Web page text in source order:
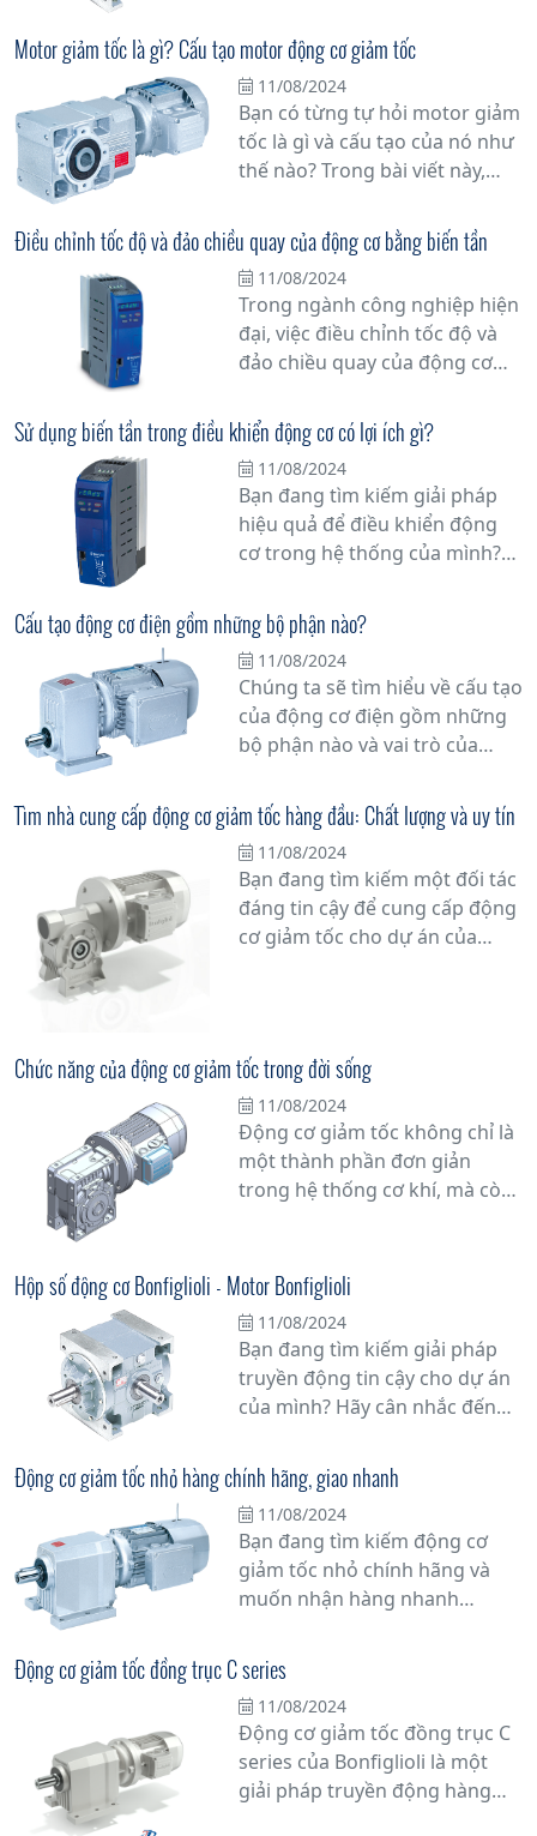
Trong bài viết này, chúng tôi sẽ
cung cấp thông tin đầy đủ và
chi tiết về hộp giảm tốc để giúp
bạn hiểu rõ hơn về nó.
Motor giảm tốc là gì? Cấu tạo motor động cơ giảm tốc
11/08/2024
Bạn có từng tự hỏi motor giảm
tốc là gì và cấu tạo của nó như
thế nào? Trong bài viết này,
mắc của bạn về motor giảm
tốc, một thiết bị quan trọng
trong công nghiệp và các ứng
dụng khác.
Điều chỉnh tốc độ và đảo chiều quay của động cơ bằng biến tần
11/08/2024
Trong ngành công nghiệp hiện
đại, việc điều chỉnh tốc độ và
đảo chiều quay của động cơ
một yếu tố quan trọng trong
việc tối ưu hóa hiệu suất và tiết
kiệm năng lượng. Với sự tiến
bộ của công nghệ, biến tần đã
trở thành một giải pháp hiệu
quả để thực hiện các chức
Sử dụng biến tần trong điều khiển động cơ có lợi ích gì?
11/08/2024
Bạn đang tìm kiếm giải pháp
hiệu quả để điều khiển động
cơ trong hệ thống của mình?
cho nhu cầu của bạn. Trong bài
viết này, chúng tôi sẽ giải thích
chi tiết về lợi ích và ưu việt của
việc sử dụng biến tần trong
điều khiển động cơ.
Cấu tạo động cơ điện gồm những bộ phận nào?
11/08/2024
Chúng ta sẽ tìm hiểu về cấu tạo
của động cơ điện gồm những
bộ phận nào và vai trò của
động của động cơ.
Tìm nhà cung cấp động cơ giảm tốc hàng đầu: Chất lượng và uy tín
11/08/2024
Bạn đang tìm kiếm một đối tác
đáng tin cậy để cung cấp động
cơ giảm tốc cho dự án của
chất lượng và uy tín, nhà cung
cấp động cơ giảm tốc hàng
đầu sẽ đồng hành cùng bạn
trong mọi công việc.
Chức năng của động cơ giảm tốc trong đời sống
11/08/2024
Động cơ giảm tốc không chỉ là
một thành phần đơn giản
trong hệ thống cơ khí, mà còn
hành của nhiều thiết bị và máy
móc trong thực tế.
Hộp số động cơ Bonfiglioli - Motor Bonfiglioli
11/08/2024
Bạn đang tìm kiếm giải pháp
truyền động tin cậy cho dự án
của mình? Hãy cân nhắc đến
Motor Bonfiglioli, một lựa chọn
hàng đầu cho các ứng dụng
công nghiệp. Với hơn nửa thế
kỷ kinh nghiệm trong ngành,
Bonfiglioli đã khẳng định vị thế
của mình là một trong những
về truyền động
Động cơ giảm tốc nhỏ hàng chính hãng, giao nhanh
11/08/2024
Bạn đang tìm kiếm động cơ
giảm tốc nhỏ chính hãng và
muốn nhận hàng nhanh
Chúng tôi cung cấp động cơ
giảm tốc nhỏ từ các thương
hiệu uy tín, cam kết chất lượng
hàng chính hãng.
Động cơ giảm tốc đồng trục C series
11/08/2024
Động cơ giảm tốc đồng trục C
series của Bonfiglioli là một
giải pháp truyền động hàng